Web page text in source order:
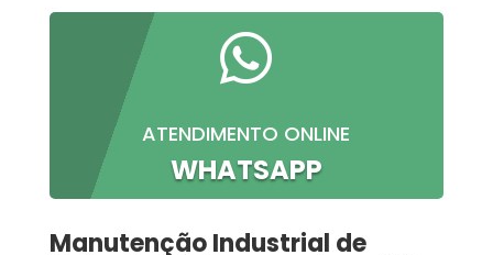

ATENDIMENTO ONLINE
WHATSAPP
Manutenção Industrial de